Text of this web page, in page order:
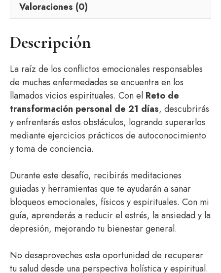
Valoraciones (0)
Descripción
La raíz de los conflictos emocionales responsables
de muchas enfermedades se encuentra en los
llamados vicios espirituales. Con el Reto de
transformación personal de 21 días, descubrirás
y enfrentarás estos obstáculos, logrando superarlos
mediante ejercicios prácticos de autoconocimiento
y toma de conciencia.
Durante este desafío, recibirás meditaciones
guiadas y herramientas que te ayudarán a sanar
bloqueos emocionales, físicos y espirituales. Con mi
guía, aprenderás a reducir el estrés, la ansiedad y la
depresión, mejorando tu bienestar general.
No desaproveches esta oportunidad de recuperar
tu salud desde una perspectiva holística y espiritual.